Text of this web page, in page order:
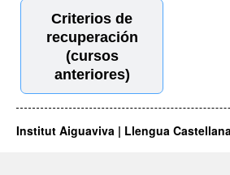
Criterios de
recuperación
(cursos
anteriores)
Institut Aiguaviva | Llengua